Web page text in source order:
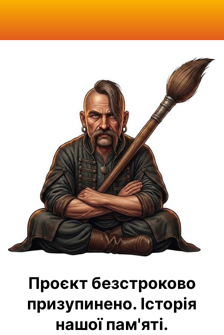
Проєкт безстроково
призупинено. Історія
нашої пам'яті.